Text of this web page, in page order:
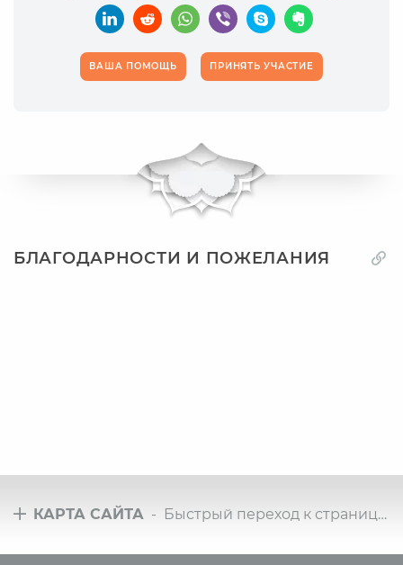
ВАША ПОМОЩЬ ПРИНЯТЬ УЧАСТИЕ
БЛАГОДАРНОСТИ И ПОЖЕЛАНИЯ
КАРТА САЙТА - Быстрый переход к страницам сайта